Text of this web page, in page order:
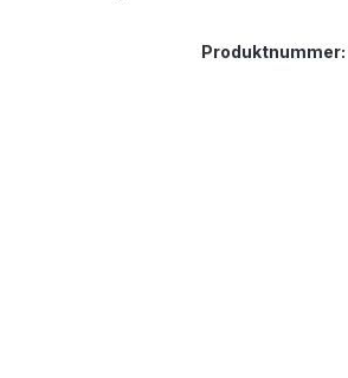
Produktnummer: